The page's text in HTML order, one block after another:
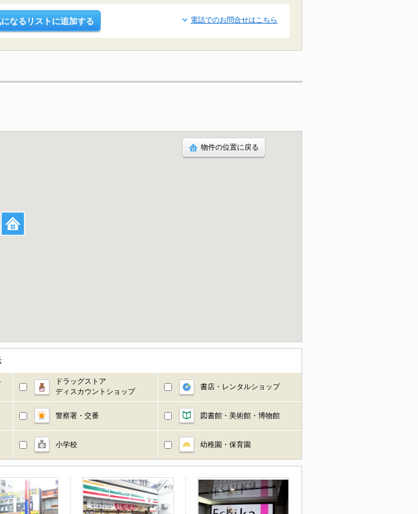
なるリストに追加する 電話でのお問合せはこちら
物件の位置に戻る
ドラッグストア
ディスカウントショップ
書店・レンタルショップ
警察署・交番 図書館・美術館・博物館
小学校 幼稚園・保育園